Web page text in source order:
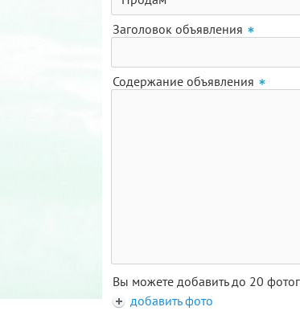
Заголовок объявления
Содержание объявления
Вы можете добавить до 20
добавить фото